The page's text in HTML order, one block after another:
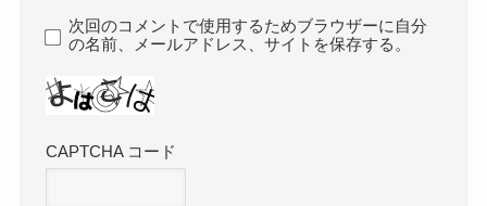
次回のコメントで使用するためブラウザーに自分
の名前、メールアドレス、サイトを保存する。
CAPTCHA コード